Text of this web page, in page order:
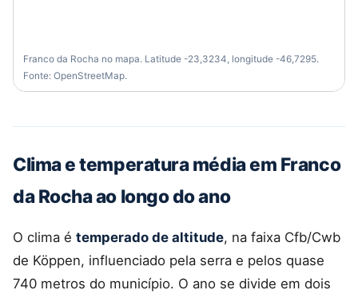
Franco da Rocha no mapa. Latitude -23,3234, longitude -46,7295.
Fonte: OpenStreetMap.
Clima e temperatura média em Franco
da Rocha ao longo do ano
O clima é temperado de altitude, na faixa Cfb/Cwb
de Köppen, influenciado pela serra e pelos quase
740 metros do município. O ano se divide em dois